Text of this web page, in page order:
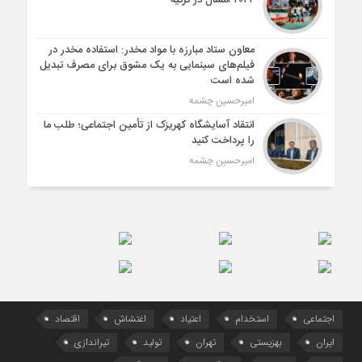
معاون ستاد مبارزه با مواد مخدر: استفاده مخدر در
فیلم‌های سینمایی به یک مشوق برای مصرف تبدیل
شده است
امیرحسین چشمه
انتقاد آسایشگاه کهریزک از تأمین اجتماعی؛ طلب ما
را پرداخت کنید
امیرحسین چشمه
اجتماعی استخدام اعتیاد اغتشاش
اقتصاد
ایران
بهزیستی تهران تولید
تیراندازی